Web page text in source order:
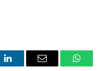
LinkedInEmail